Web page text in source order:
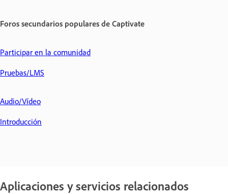
Foros secundarios populares de Captivate
Participar en la comunidad
Pruebas/LMS
Audio/Vídeo
Introducción
Aplicaciones y servicios relacionados